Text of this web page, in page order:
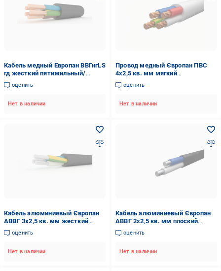
Кабель медный Европан ВВГнгLS
гд жесткий пятижильный/
однопроволочный 5х6 мм2
(50105EK-1C)
оценить
Нет в наличии
Провод медный Європан ПВС
4х2,5 кв. мм мягкий
четырехжильный-
многопроволочный (122641-1C)
оценить
Нет в наличии
Кабель алюминиевый Європан
АВВГ 3х2,5 кв. мм жесткий
трехжильный-однопроволочный
(44211EK-1C)
оценить
Нет в наличии
Кабель алюминиевый Європан
АВВГ 2х2,5 кв. мм плоский
жесткий двужильный-
однопроволочный (40014-1C)
оценить
Нет в наличии